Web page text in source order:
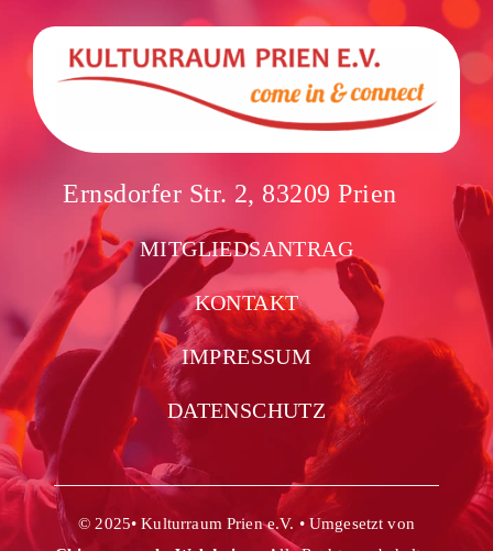
Ernsdorfer Str. 2, 83209 Prien
MITGLIEDSANTRAG
KONTAKT
IMPRESSUM
DATENSCHUTZ
© 2025• Kulturraum Prien e.V. • Umgesetzt von